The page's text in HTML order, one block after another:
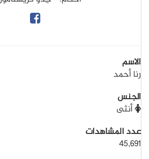
الاسم
رنا أحمد
الجنس
أنثى
عدد المشاهدات
45,691